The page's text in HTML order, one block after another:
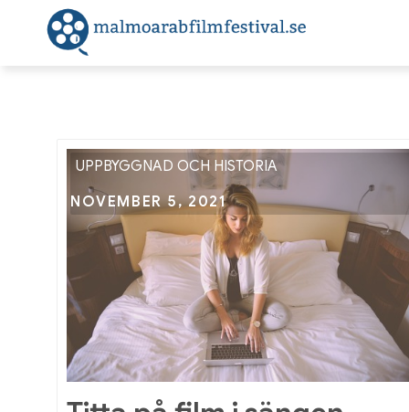
UPPBYGGNAD OCH HISTORIA
Posted
on
NOVEMBER 5, 2021